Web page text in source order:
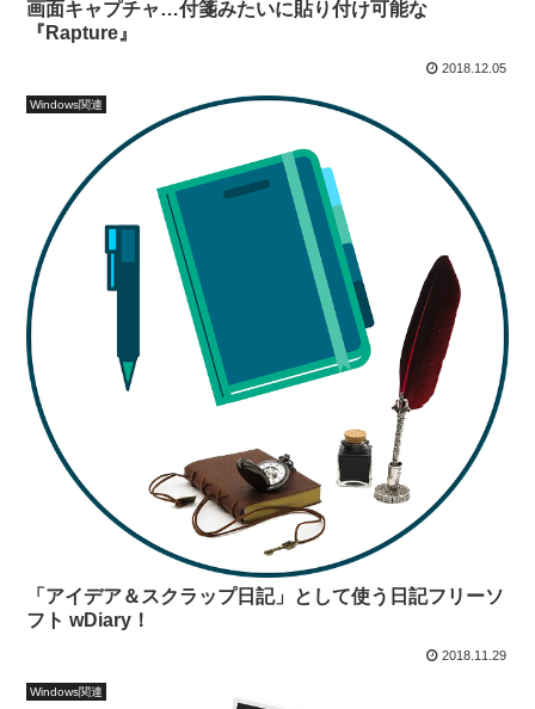
画面キャプチャ…付箋みたいに貼り付け可能な
『Rapture』
2018.12.05
Windows関連
「アイデア＆スクラップ日記」として使う日記フリーソ
フト wDiary！
2018.11.29
Windows関連